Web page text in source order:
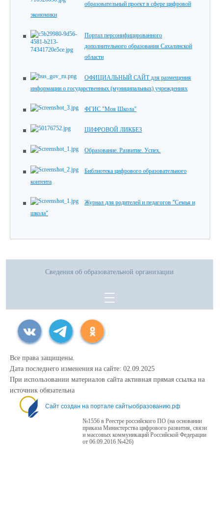
образовательный проект в сфере цифровой
экономики
Портал персонифицированного
дополнительного образования Сахалинской
области
ОФИЦИАЛЬНЫЙ САЙТ для размещения
информации о государственных (муниципальных) учреждениях
ФГИС "Моя Школа"
ЦИФРОВОЙ ЛИКБЕЗ
Образование. Развитие. Успех.
Библиотека цифрового образовательного
контента
Журнал для родителей и педагогов "Семья и
школа"
Сведения об образовательной организации
Все права защищены.
Дата последнего изменения на сайте: 02.09.2025
При использовании материалов сайта активная прямая ссылка на
источник обязательна
Сайт создан на портале сайтыобразованию.рф
№1556 в Реестре российского ПО (на основании
приказа Министерства цифрового развития, связи
и массовых коммуникаций Российской Федерации
от 06.09.2016 №426)